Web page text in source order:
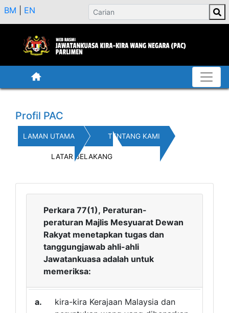
BM EN
Profil PAC
LAMAN UTAMA TENTANG KAMI
LATAR BELAKANG
Perkara 77(1), Peraturan-
peraturan Majlis Mesyuarat Dewan
Rakyat menetapkan tugas dan
tanggungjawab ahli-ahli
Jawatankuasa adalah untuk
memeriksa:
a.
kira-kira Kerajaan Malaysia dan